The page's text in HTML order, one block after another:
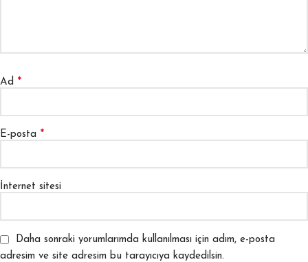
Ad *
E-posta *
İnternet sitesi
Daha sonraki yorumlarımda kullanılması için adım, e-posta
adresim ve site adresim bu tarayıcıya kaydedilsin.